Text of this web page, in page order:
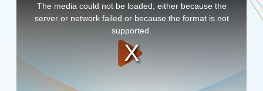
演讲者
The media could not be loaded, either because the
server or network failed or because the format is not
supported.